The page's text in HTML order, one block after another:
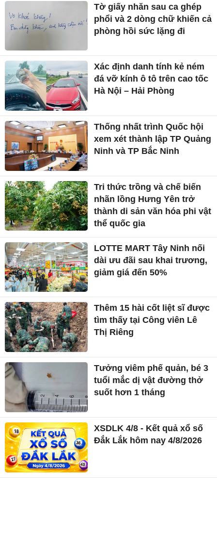
Tờ giấy nhăn sau ca ghép
phổi và 2 dòng chữ khiến cả
phòng hồi sức lặng đi
Xác định danh tính kẻ ném
đá vỡ kính ô tô trên cao tốc
Hà Nội – Hải Phòng
Thống nhất trình Quốc hội
xem xét thành lập TP Quảng
Ninh và TP Bắc Ninh
Tri thức trồng và chế biến
nhãn lồng Hưng Yên trở
thành di sản văn hóa phi vật
thể quốc gia
LOTTE MART Tây Ninh nối
dài ưu đãi sau khai trương,
giảm giá đến 50%
Thêm 15 hài cốt liệt sĩ được
tìm thấy tại Công viên Lê
Thị Riêng
Tưởng viêm phế quản, bé 3
tuổi mắc dị vật đường thở
suốt hơn 1 tháng
XSDLK 4/8 - Kết quả xổ số
Đắk Lắk hôm nay 4/8/2026